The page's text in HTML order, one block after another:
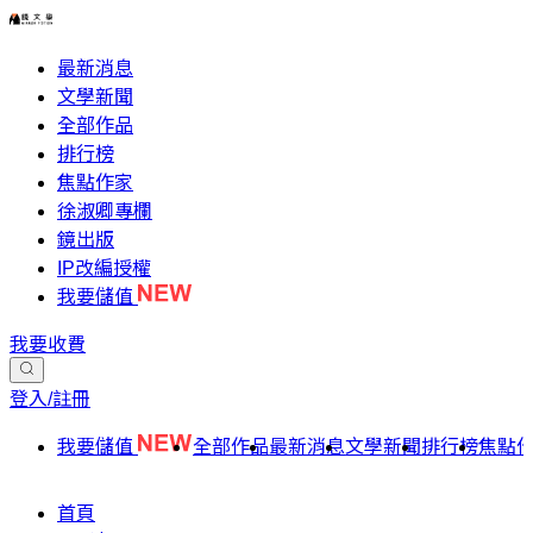
最新消息
文學新聞
全部作品
排行榜
焦點作家
徐淑卿專欄
鏡出版
IP改編授權
我要儲值
我要收費
登入/註冊
我要儲值 全部作品最新消息文學新聞排行榜焦點
首頁